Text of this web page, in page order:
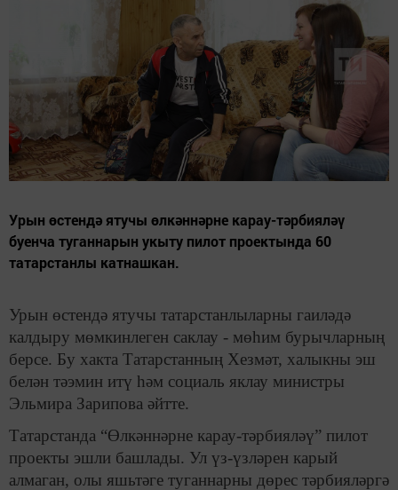
Урын өстендә ятучы өлкәннәрне карау-тәрбияләү
буенча туганнарын укыту пилот проектында 60
татарстанлы катнашкан.
Урын өстендә ятучы татарстанлыларны гаиләдә
калдыру мөмкинлеген саклау - мөһим бурычларның
берсе. Бу хакта Татарстанның Хезмәт, халыкны эш
белән тәэмин итү һәм социаль яклау министры
Эльмира Зарипова әйтте.
Татарстанда “Өлкәннәрне карау-тәрбияләү” пилот
проекты эшли башлады. Ул үз-үзләрен карый
алмаган, олы яшьтәге туганнарны дөрес тәрбияләргә